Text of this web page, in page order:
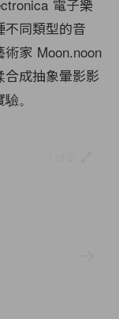
電子樂
同類型的音
家 Moon.noon
合成抽象暈影影
。